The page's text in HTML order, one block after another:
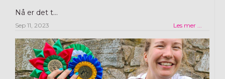
Nå er det t...
Sep 11, 2023 Les mer ...